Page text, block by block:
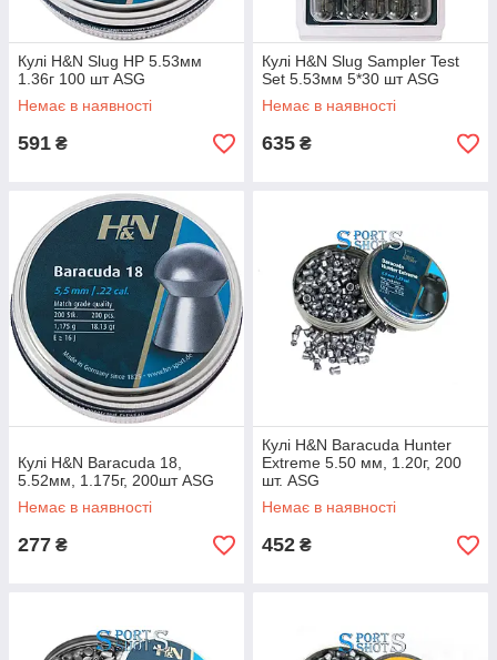
Кулі H&N Slug HP 5.53мм
1.36г 100 шт ASG
Немає в наявності
591 ₴
Кулі H&N Slug Sampler Test
Set 5.53мм 5*30 шт ASG
Немає в наявності
635 ₴
Кулі H&N Baracuda 18,
5.52мм, 1.175г, 200шт ASG
Немає в наявності
277 ₴
Кулі H&N Baracuda Hunter
Extreme 5.50 мм, 1.20г, 200
шт. ASG
Немає в наявності
452 ₴